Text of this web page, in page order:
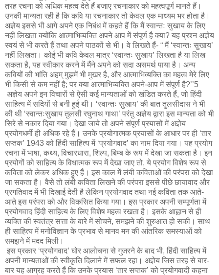
तरह रचना को अधिक महत्व देते हैं बजाए रचनाकार को महत्वपूर्ण मानते हैं।
उनकी मान्यता रही है कि कवि या रचनाकार तो केवल एक माध्यम भर होता है।
अज्ञेय इससे भी आगे अपने एक निबंध में कहते हैं कि मैं स्वान्तः सुखाय के लिए
नहीं लिखता क्योंकि आत्माभिव्यक्ति अपने आप में संपूर्ण है क्या? यह प्रश्न अज्ञेय
स्वयं से भी करते हैं तथा अपने पाठकों से भी। वे लिखते हैं- “ मैं ‘स्वान्तः सुखाय’
नहीं लिखता। कोई भी कवि केवल मात्र ‘स्वान्तः सुखाय’ लिखता है या लिख
सकता है, यह स्वीकार करने में मैंने अपने को सदा असमर्थ पाया है। अन्य
कवियों की भांति अहम् मुझमें भी मुखर है, और आत्माभिव्यक्ति का महत्व मेरे लिए
भी किसी से कम नहीं है; पर क्या आत्माभिव्यक्ति अपने-आप में संपूर्ण है?’’5
अज्ञेय अपने इन विचारों से ऐसी कई मान्यताओं को खंडित करते हैं, जो हिंदी
साहित्य में सदियों से बनी हुई थी। ‘स्वान्तः सुखाय’ की बात तुलसीदास ने भी
की थी ‘स्वान्तःसुखाय तुलसी रघुनाथ गाथा’ परंतु अज्ञेय द्वारा इस मान्यता को भी
सिरे से नकार दिया गया। देखा जाये तो अपने संपूर्ण प्रयासों में अज्ञेय
प्रयोगधर्मी ही अधिक रहे हैं। उनके प्रयोगात्मक प्रयासों के आधार पर ही ‘तार
सप्तक’ 1943 को हिंदी साहित्य में ‘प्रयोगवाद’ का नाम दिया गया। यह प्रयोग
रचना में भाषा, कथ्य, विचारधारा, शिल्प, बिम्ब के रूप में देखा जा सकता है। इन
प्रयोगों को साहित्य के विधात्मक रूप में देखा जाए तो, ये प्रयोग विशेष रूप से
कविता को लेकर अधिक हुए हैं। इस काल में लंबी कविताओं की परंपरा को देखा
जा सकता है। वैसे तो लंबी कविता लिखने की परंपरा इससे पीछे छायावाद और
प्रगतिवाद में भी दिखाई देती है लेकिन प्रयोगवाद तथा नई कविता तक आते-
आते इस परंपरा को और विकसित किया गया। इस प्रकार अपनी सम्पूर्णता में
प्रयोगवाद हिंदी साहित्य के लिए विशेष महत्व रखता है। इसके आह्वान से ही
व्यक्ति की स्वतंत्र सत्ता के बारे में सोचने, समझने की शुरुआत हो सकी। साथ
ही साहित्य में मनोविज्ञान के प्रभाव से मानव मन की आंतरिक समस्याओं को
समझने में मदद मिली।
इस प्रकार ‘प्रयोगवाद’ घोर आलोचना से गुजरने के बाद भी, हिंदी साहित्य में
अपनी मान्यताओं की स्वीकृति दिलाने में सफल रहा। अज्ञेय जिस तरह से बार-
बार यह आग्रह करते हैं कि उनके प्रयास ‘तार सप्तक’ को प्रयोगवादी कहना